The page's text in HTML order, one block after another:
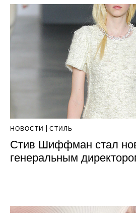
НОВОСТИ СТИЛЬ
Стив Шиффман стал
генеральным